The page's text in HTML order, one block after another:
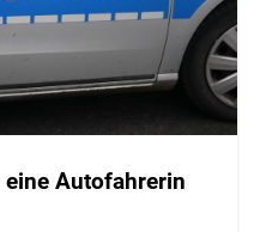
Autofahrerin